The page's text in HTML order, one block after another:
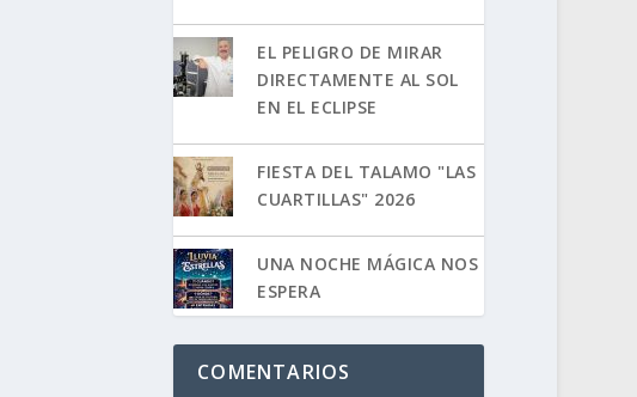
EL PELIGRO DE MIRAR
DIRECTAMENTE AL SOL
EN EL ECLIPSE
FIESTA DEL TALAMO "LAS
CUARTILLAS" 2026
UNA NOCHE MÁGICA NOS
ESPERA
COMENTARIOS